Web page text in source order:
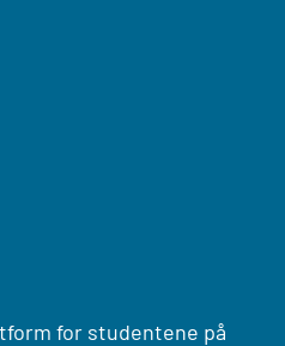
for studentene på